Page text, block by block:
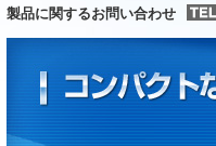
製品に関するお問い合わせ